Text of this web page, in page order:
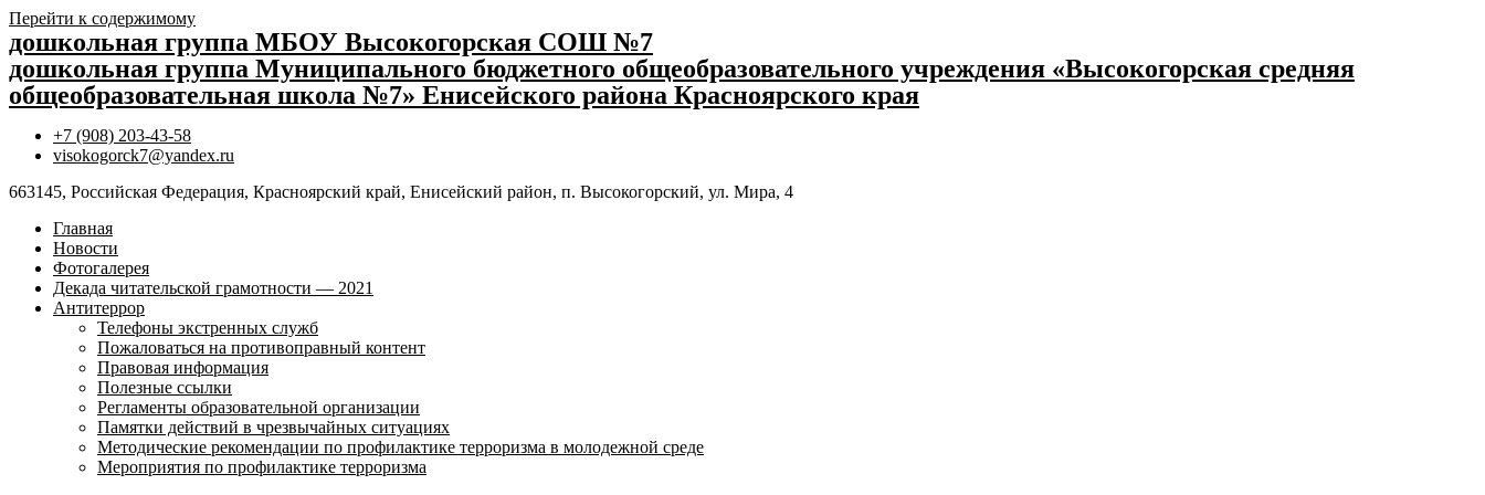
Перейти к содержимому
дошкольная группа МБОУ Высокогорская СОШ №7
дошкольная группа Муниципального бюджетного общеобразовательного учреждения «Высокогорская средняя
общеобразовательная школа №7» Енисейского района Красноярского края
+7 (908) 203-43-58
visokogorck7@yandex.ru
663145, Российская Федерация, Красноярский край, Енисейский район, п. Высокогорский, ул. Мира, 4
Главная
Новости
Фотогалерея
Декада читательской грамотности — 2021
Антитеррор
Телефоны экстренных служб
Пожаловаться на противоправный контент
Правовая информация
Полезные ссылки
Регламенты образовательной организации
Памятки действий в чрезвычайных ситуациях
Методические рекомендации по профилактике терроризма в молодежной среде
Мероприятия по профилактике терроризма